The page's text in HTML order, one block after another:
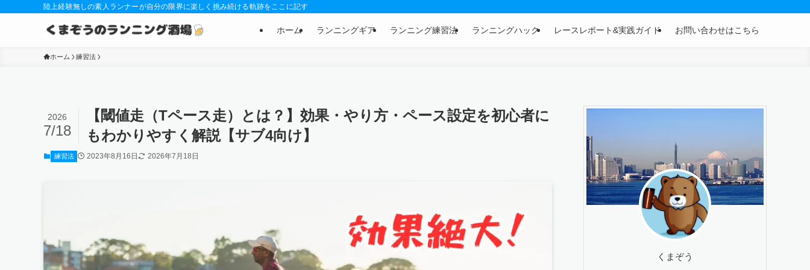
陸上経験無しの素人ランナーが自分の限界に楽しく挑み続ける軌跡をここに記す
ホーム ランニングギア ランニング練習法 ランニングハック レースレポート&実践ガイド お問い合わせはこちら
ホーム 練習法
【閾値走（Tペース走）とは？】効果・やり方・ペース設定を初心者に
もわかりやすく解説【サブ4向け】
2026
7/18
練習法 2023年8月16日 2026年7月18日
くまぞう